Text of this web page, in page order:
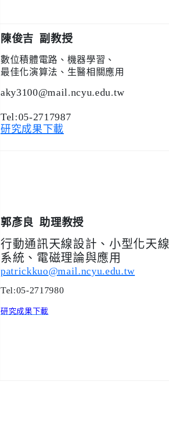
陳俊吉 副教授
數位積體電路、機器學習、
最佳化演算法、生醫相關應用
aky3100@mail.ncyu.edu.tw
Tel:05-2717987
研究成果下載
郭彥良 助理教授
行動通訊天線設計、小型化天線
系統、電磁理論與應用
patrickkuo@mail.ncyu.edu.tw
Tel:05-2717980
研究成果下載